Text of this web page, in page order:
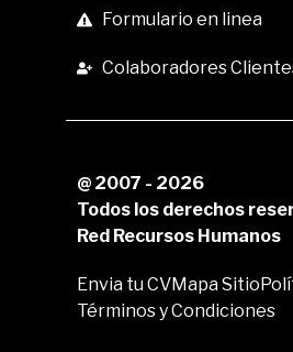
Formulario en linea
Colaboradores
@ 2007 - 2026
Todos los derechos
Red Recursos Humanos
Envia tu CVMapa Sitio
Términos y Condiciones